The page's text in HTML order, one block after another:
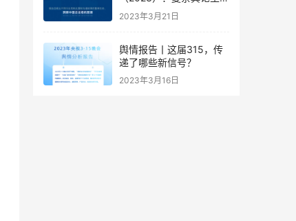
下的企业危机应对新思路
2023年3月21日
舆情报告丨这届315，传
递了哪些新信号？
2023年3月16日